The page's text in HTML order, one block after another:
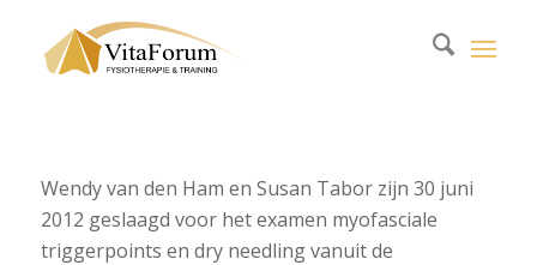
Wendy van den Ham en Susan Tabor zijn 30 juni
2012 geslaagd voor het examen myofasciale
triggerpoints en dry needling vanuit de